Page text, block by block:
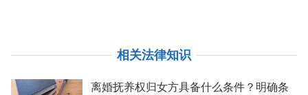
相关法律知识
离婚抚养权归女方具备什么条件？明确条